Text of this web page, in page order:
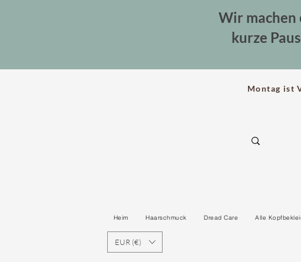
Wir machen
kurze
Montag
Heim Haarschmuck Dread Care Alle
EUR (€)